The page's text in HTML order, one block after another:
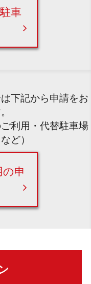
車
下記から申請をお
利用・代替駐車場
ど）
申